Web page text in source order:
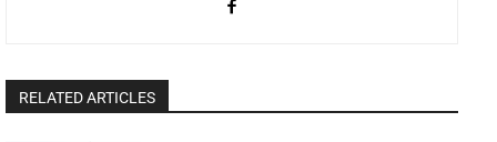
RELATED ARTICLES